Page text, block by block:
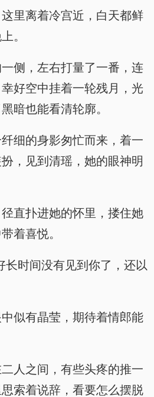
里离着冷宫近，白天都鲜
。
侧，左右打量了一番，连
好空中挂着一轮残月，光
暗也能看清轮廓。
细的身影匆忙而来，着一
，见到清瑶，她的眼神明
直扑进她的怀里，搂住她
着喜悦。
长时间没有见到你了，还以
似有晶莹，期待着情郎能
人之间，有些头疼的推一
索着说辞，看要怎么摆脱